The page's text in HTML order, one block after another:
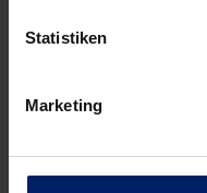
Statistiken
Marketing
Bisherige Vereine